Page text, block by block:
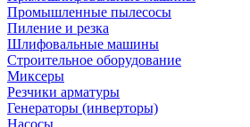
Промышленные пылесосы
Пиление и резка
Шлифовальные машины
Строительное оборудование
Миксеры
Резчики арматуры
Генераторы (инверторы)
Насосы